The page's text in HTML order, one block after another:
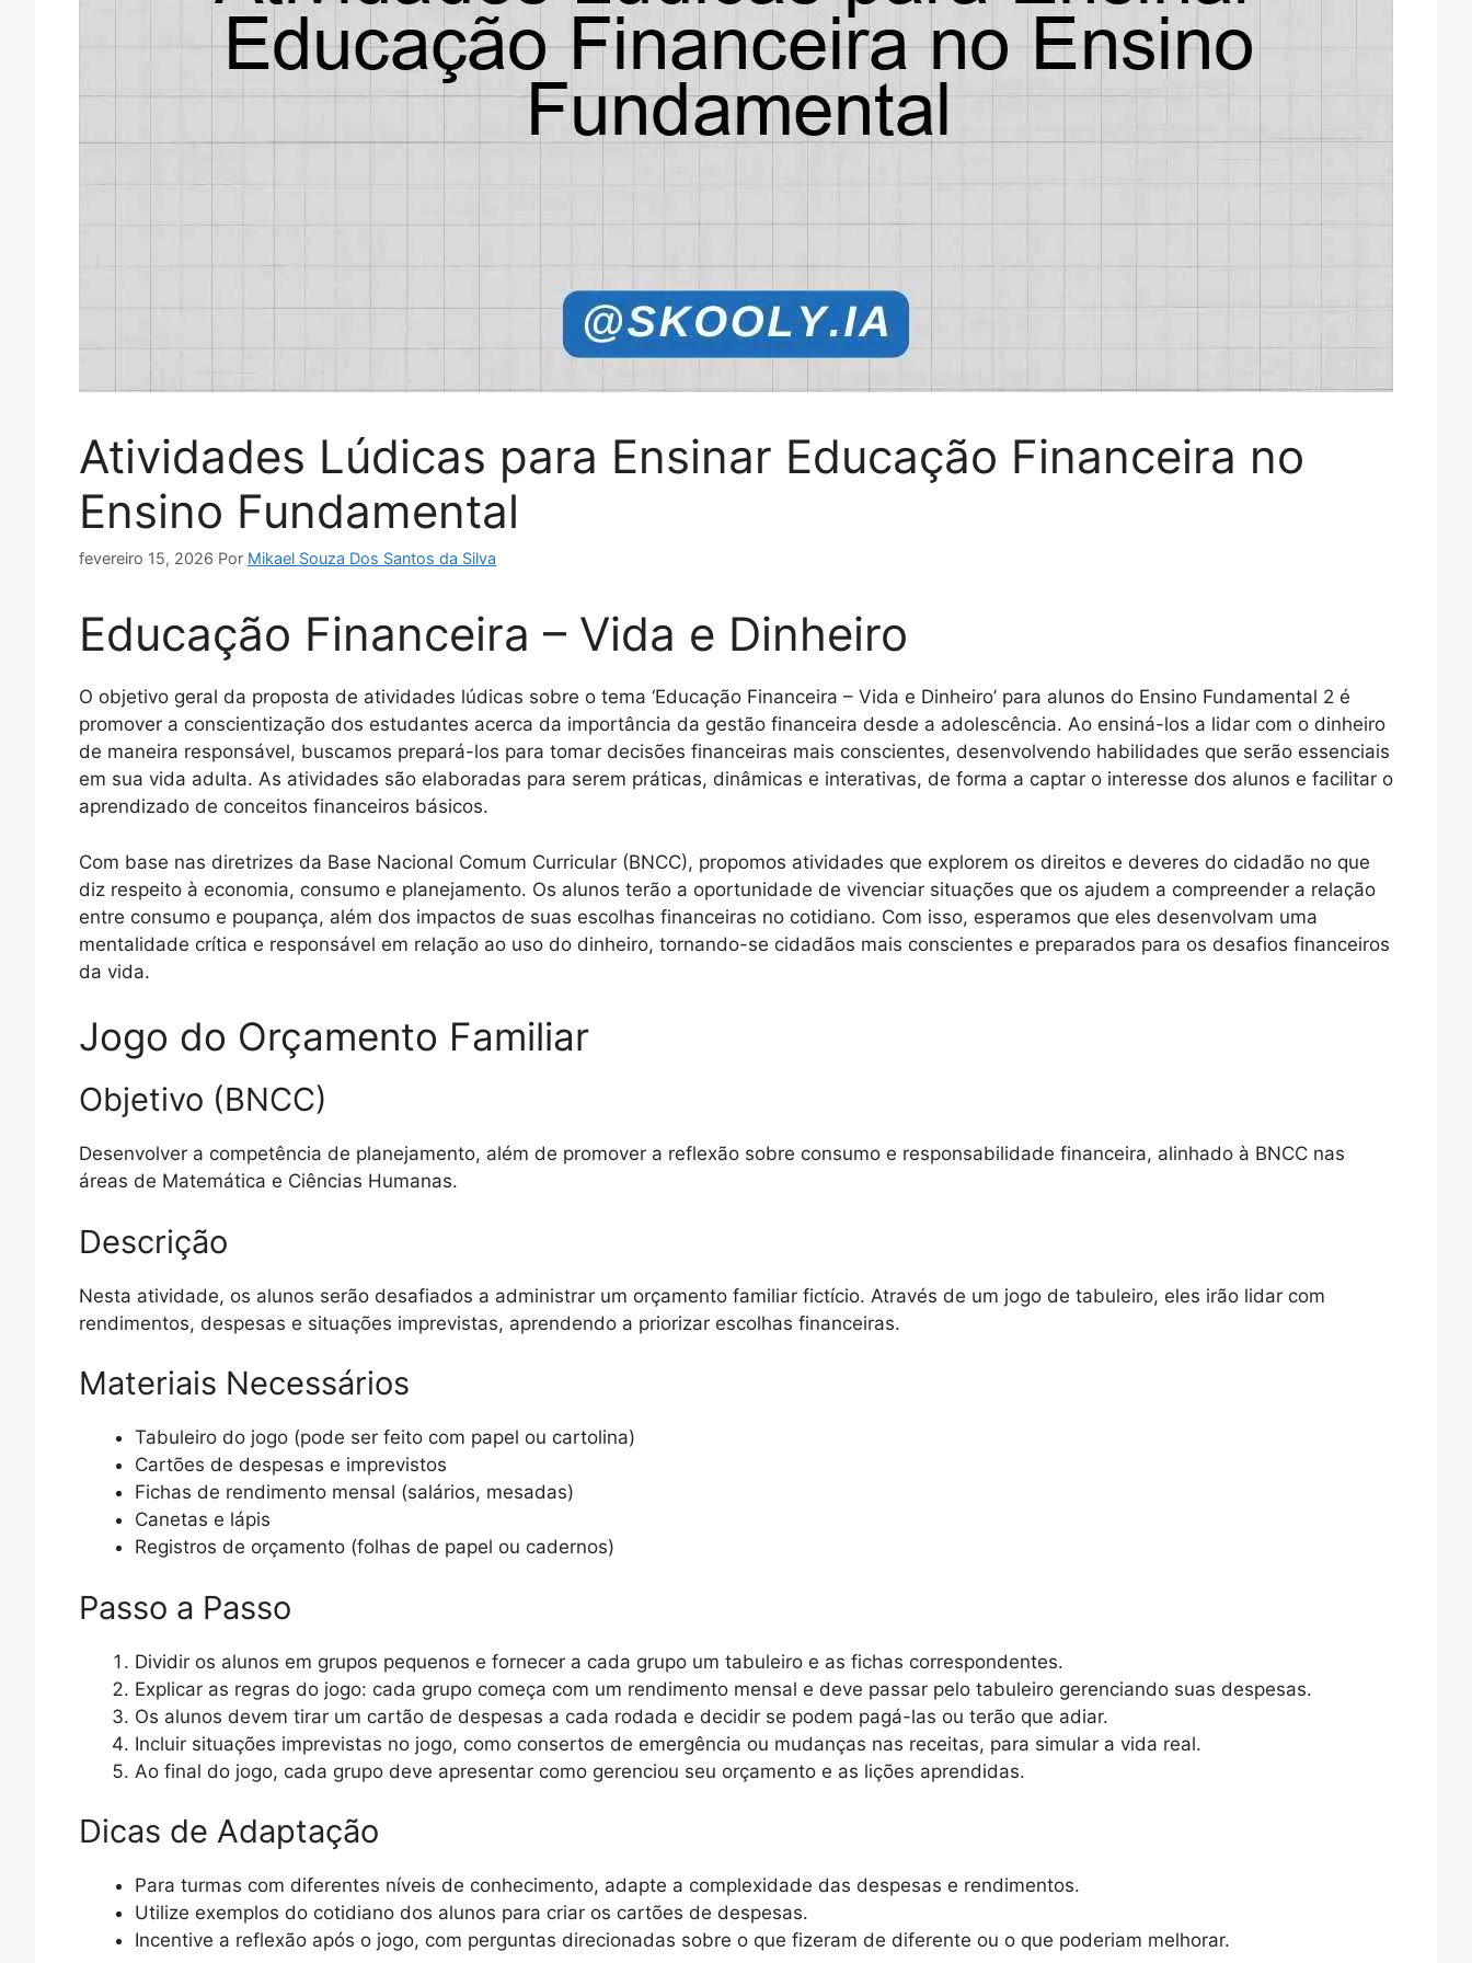
Atividades Lúdicas para Ensinar Educação Financeira no
Ensino Fundamental
fevereiro 15, 2026 Por Mikael Souza Dos Santos da Silva
Educação Financeira – Vida e Dinheiro
O objetivo geral da proposta de atividades lúdicas sobre o tema ‘Educação Financeira – Vida e Dinheiro’ para alunos do Ensino Fundamental 2 é
promover a conscientização dos estudantes acerca da importância da gestão financeira desde a adolescência. Ao ensiná-los a lidar com o dinheiro
de maneira responsável, buscamos prepará-los para tomar decisões financeiras mais conscientes, desenvolvendo habilidades que serão essenciais
em sua vida adulta. As atividades são elaboradas para serem práticas, dinâmicas e interativas, de forma a captar o interesse dos alunos e facilitar o
aprendizado de conceitos financeiros básicos.
Com base nas diretrizes da Base Nacional Comum Curricular (BNCC), propomos atividades que explorem os direitos e deveres do cidadão no que
diz respeito à economia, consumo e planejamento. Os alunos terão a oportunidade de vivenciar situações que os ajudem a compreender a relação
entre consumo e poupança, além dos impactos de suas escolhas financeiras no cotidiano. Com isso, esperamos que eles desenvolvam uma
mentalidade crítica e responsável em relação ao uso do dinheiro, tornando-se cidadãos mais conscientes e preparados para os desafios financeiros
da vida.
Jogo do Orçamento Familiar
Objetivo (BNCC)
Desenvolver a competência de planejamento, além de promover a reflexão sobre consumo e responsabilidade financeira, alinhado à BNCC nas
áreas de Matemática e Ciências Humanas.
Descrição
Nesta atividade, os alunos serão desafiados a administrar um orçamento familiar fictício. Através de um jogo de tabuleiro, eles irão lidar com
rendimentos, despesas e situações imprevistas, aprendendo a priorizar escolhas financeiras.
Materiais Necessários
Tabuleiro do jogo (pode ser feito com papel ou cartolina)
Cartões de despesas e imprevistos
Fichas de rendimento mensal (salários, mesadas)
Canetas e lápis
Registros de orçamento (folhas de papel ou cadernos)
Passo a Passo
Dividir os alunos em grupos pequenos e fornecer a cada grupo um tabuleiro e as fichas correspondentes.
Explicar as regras do jogo: cada grupo começa com um rendimento mensal e deve passar pelo tabuleiro gerenciando suas despesas.
Os alunos devem tirar um cartão de despesas a cada rodada e decidir se podem pagá-las ou terão que adiar.
Incluir situações imprevistas no jogo, como consertos de emergência ou mudanças nas receitas, para simular a vida real.
Ao final do jogo, cada grupo deve apresentar como gerenciou seu orçamento e as lições aprendidas.
Dicas de Adaptação
Para turmas com diferentes níveis de conhecimento, adapte a complexidade das despesas e rendimentos.
Utilize exemplos do cotidiano dos alunos para criar os cartões de despesas.
Incentive a reflexão após o jogo, com perguntas direcionadas sobre o que fizeram de diferente ou o que poderiam melhorar.